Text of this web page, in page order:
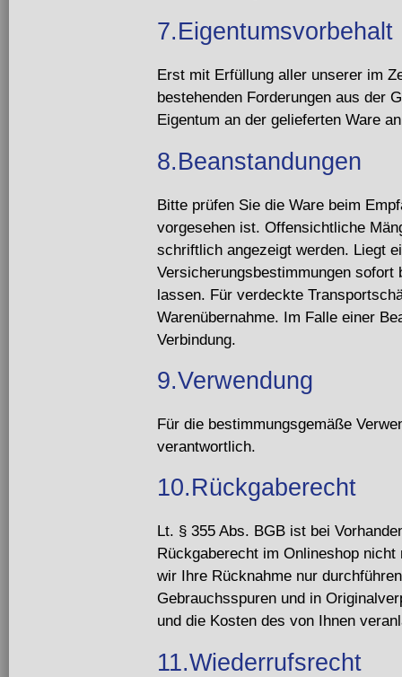
7.Eigentumsvorbehalt
Erst mit Erfüllung aller unserer im
bestehenden Forderungen aus der
Eigentum an der gelieferten Ware
8.Beanstandungen
Bitte prüfen Sie die Ware beim
vorgesehen ist. Offensichtliche
schriftlich angezeigt werden. Liegt
Versicherungsbestimmungen
lassen. Für verdeckte
Warenübernahme. Im Falle einer
Verbindung.
9.Verwendung
Für die bestimmungsgemäße
verantwortlich.
10.Rückgaberecht
Lt. § 355 Abs. BGB ist bei
Rückgaberecht im Onlineshop
wir Ihre Rücknahme nur
Gebrauchsspuren und in
und die Kosten des von Ihnen
11.Wiederrufsrecht